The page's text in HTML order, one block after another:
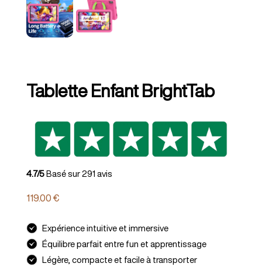
Tablette Enfant BrightTab
4.7/5Basé sur 291 avis
119.00€
Expérience intuitive et immersive
Équilibre parfait entre fun et apprentissage
Légère, compacte et facile à transporter